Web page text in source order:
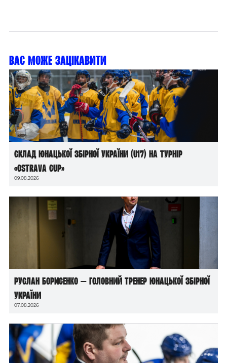
Вас може зацікавити
Склад юнацької збірної України (U17) на турнір
«Ostrava Cup»
09.08.2026
Руслан Борисенко — головний тренер юнацької збірної
України
07.08.2026